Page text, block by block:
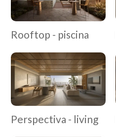
Rooftop - piscina
Perspectiva - living